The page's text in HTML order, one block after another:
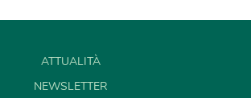
ATTUALITÀ
NEWSLETTER